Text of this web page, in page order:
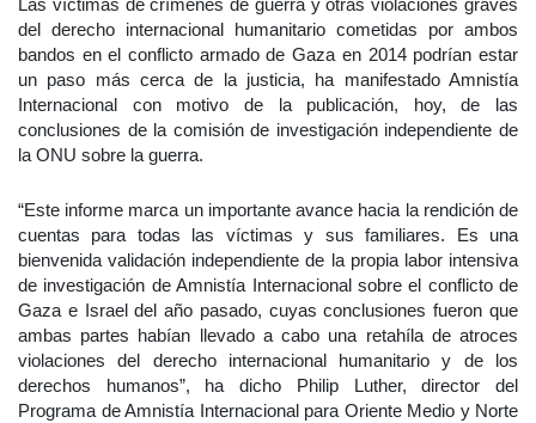
del derecho internacional humanitario cometidas por ambos
bandos en el conflicto armado de Gaza en 2014 podrían estar
un paso más cerca de la justicia, ha manifestado Amnistía
Internacional con motivo de la publicación, hoy, de las
conclusiones de la comisión de investigación independiente de
la ONU sobre la guerra.
“Este informe marca un importante avance hacia la rendición de
cuentas para todas las víctimas y sus familiares. Es una
bienvenida validación independiente de la propia labor intensiva
de investigación de Amnistía Internacional sobre el conflicto de
Gaza e Israel del año pasado, cuyas conclusiones fueron que
ambas partes habían llevado a cabo una retahíla de atroces
violaciones del derecho internacional humanitario y de los
derechos humanos”, ha dicho Philip Luther, director del
Programa de Amnistía Internacional para Oriente Medio y Norte